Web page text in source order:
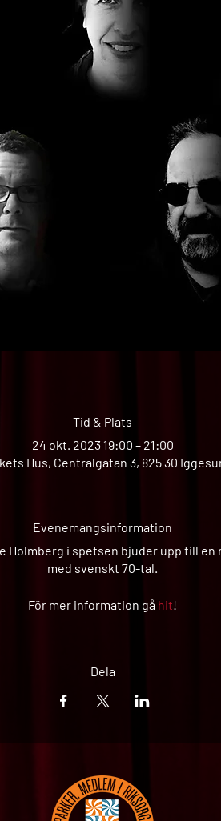
Tid & Plats
24 okt. 2023 19:00 – 21:00
Hus, Centralgatan 3, 825 30
Evenemangsinformation
Holmberg i spetsen bjuder upp till
med svenskt 70-tal.
För mer information gå hit!
Dela